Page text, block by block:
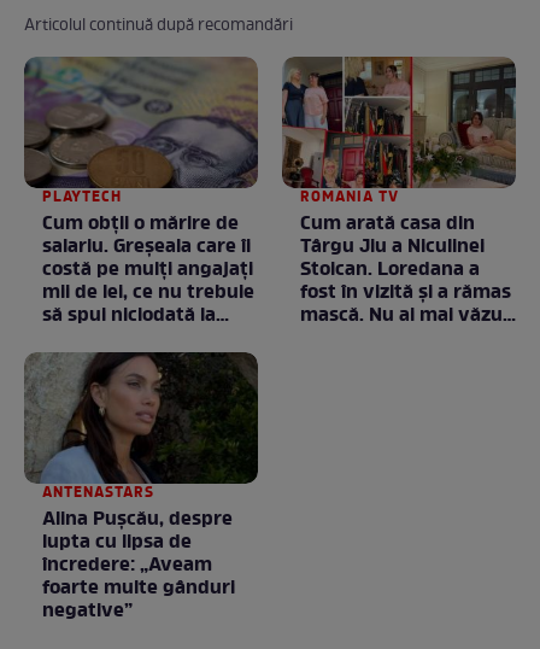
Articolul continuă după recomandări
PLAYTECH
Cum obții o mărire de
salariu. Greșeala care îi
costă pe mulți angajați
mii de lei, ce nu trebuie
să spui niciodată la
ROMANIA TV
Cum arată casa din
Târgu Jiu a Niculinei
Stoican. Loredana a
fost în vizită și a rămas
mască. Nu ai mai văzut
ANTENASTARS
Alina Pușcău, despre
lupta cu lipsa de
încredere: „Aveam
foarte multe gânduri
negative”